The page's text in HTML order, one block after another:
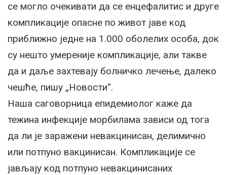
се могло очекивати да се енцефалитис и друге
компликације опасне по живот јаве код
приближно једне на 1.000 оболелих особа, док
су нешто умереније компликације, али такве
да и даље захтевају болничко лечење, далеко
чешће, пишу „Новости“.
Наша саговорница епидемиолог каже да
тежина инфекције морбилама зависи од тога
да ли је заражени невакцинисан, делимично
или потпуно вакцинисан. Компликације се
јављају код потпуно невакцинисаних